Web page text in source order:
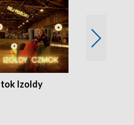
tok Izoldy